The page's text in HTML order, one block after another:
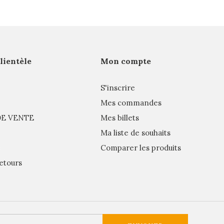
VENTE
Mon compte
S'inscrire
Mes commandes
Mes billets
Ma liste de souhaits
Comparer les produits